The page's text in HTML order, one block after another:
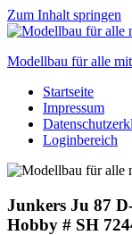
Zum Inhalt springen
Modellbau für alle
Scale
modelling
to
Startseite
Impressum
Loginbereich
Junkers Ju 87
Hobby # SH